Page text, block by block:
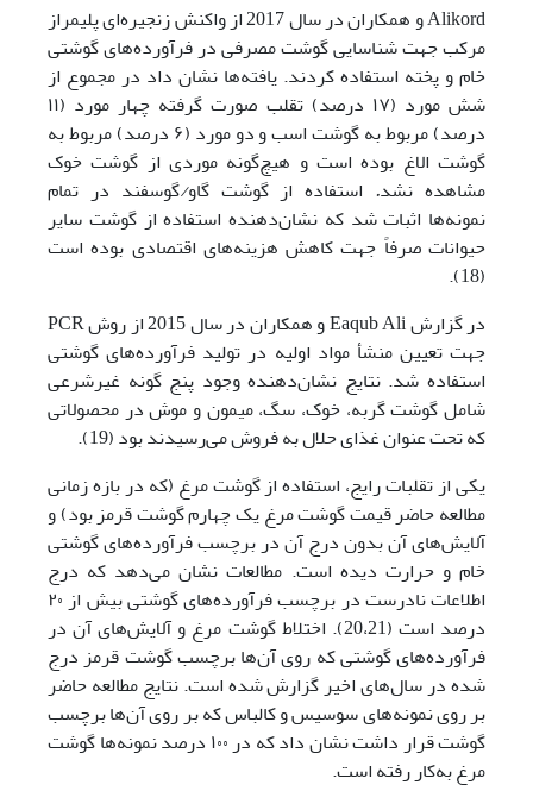
Alikord و همکاران در سال
2017از واکنش زنجیره‌ای پلیمراز
مرکب جهت شناسایی گوشت مصرفی در ‏فرآورده‌های گوشتی
خام و پخته استفاده کردند. یافته‌ها نشان داد در مجموع از
شش مورد (۱۷ درصد) تقلب صورت گرفته چهار مورد (۱۱
درصد) مربوط به گوشت اسب و دو ‏مورد (۶ درصد) مربوط به
گوشت الاغ بوده است و هیچ‌گونه موردی از گوشت خوک
مشاهده نشد‎.
/‎گوسفند در تمام
نمونه‌ها اثبات شد که نشان‌دهنده استفاده از گوشت سایر
حیوانات صرفاً جهت ‏کاهش هزینه‌های اقتصادی بوده است
(18).‏
در گزارش Eaqub Ali و همکاران در سال 2015 از روش PCR
جهت تعیین منشأ مواد اولیه در تولید فرآورده‌های گوشتی
استفاده شد. نتایج نشان‌دهنده وجود پنج گونه غیرشرعی
شامل گوشت گربه، خوک، سگ، ‏میمون و موش در محصولاتی
که تحت عنوان غذای حلال به فروش می‌رسیدند بود (19).‏
یکی از تقلبات رایج، استفاده از گوشت مرغ (که در بازه زمانی
مطالعه حاضر قیمت گوشت مرغ یک چهارم گوشت قرمز بود) و
آلایش‌های آن بدون درج آن در برچسب فرآورده‌های گوشتی
خام و حرارت دیده است. مطالعات نشان می‌دهد که درج
اطلاعات نادرست در برچسب فرآورده‌های گوشتی بیش از ۲۰
درصد است (20،21). اختلاط گوشت مرغ و آلایش‌های آن در
فرآورده‌های گوشتی که روی آن‌ها برچسب گوشت قرمز درج
شده در سال‌های اخیر گزارش شده است. نتایج مطالعه حاضر
بر روی نمونه‌های سوسیس و کالباس که بر روی آن‌ها برچسب
گوشت قرار داشت نشان داد که در ۱۰۰ درصد نمونه‌ها گوشت
مرغ به‌کار رفته است.